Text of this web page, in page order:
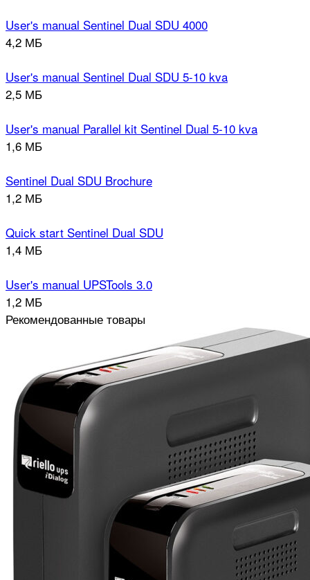
User's manual Sentinel Dual SDU 4000
4,2 МБ
User's manual Sentinel Dual SDU 5-10 kva
2,5 МБ
User's manual Parallel kit Sentinel Dual 5-10 kva
1,6 МБ
Sentinel Dual SDU Brochure
1,2 МБ
Quick start Sentinel Dual SDU
1,4 МБ
User's manual UPSTools 3.0
1,2 МБ
Рекомендованные товары